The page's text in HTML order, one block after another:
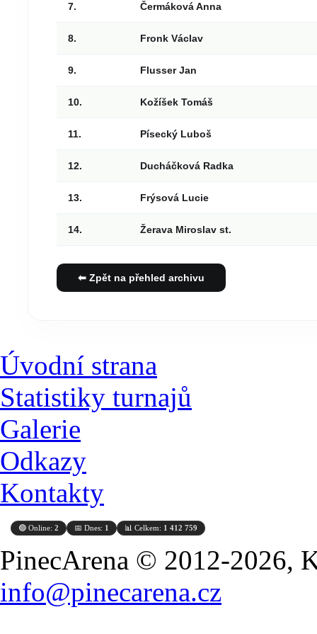
7. Čermáková Anna
8. Fronk Václav
9. Flusser Jan
10. Kožíšek Tomáš
11. Písecký Luboš
12. Ducháčková Radka
13. Frýsová Lucie
14. Žerava Miroslav st.
⬅ Zpět na přehled archivu
Úvodní strana
Statistiky turnajů
Galerie
Odkazy
Kontakty
🟢 Online: 2 📅 Dnes: 1 📊 Celkem: 1 412 759
PinecArena © 2012-2026,
info@pinecarena.cz